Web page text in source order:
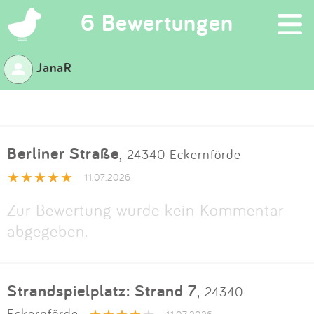
6 Bewertungen ×
Suchen
App
Blog
Kontakt
JanaR
Berliner Straße, 24340 Eckernförde
11.07.2026
Zur Bewertung wurde kein Kommentar
abgegeben.
Strandspielplatz: Strand 7, 24340